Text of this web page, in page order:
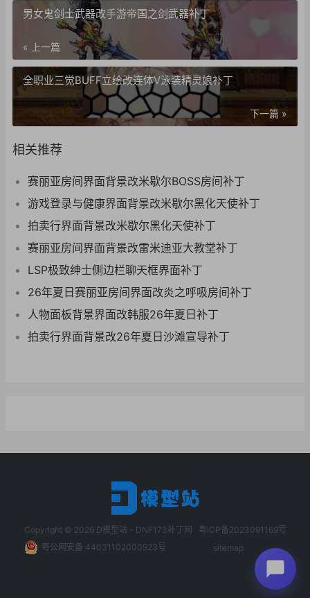
男女鬼剑士武器改手游帝国之剑武器补丁
« 上一篇
全职业三觉BUFF立绘改连体V泳装精灵娘补丁
下一篇 »
相关推荐
赛丽亚房间界面背景改米歇尔BOSS房间补丁
游戏登录与健康界面背景改米歇尔黑化天使补丁
拍卖行界面背景改米歇尔黑化天使补丁
赛丽亚房间界面背景改雷米迪亚大教堂补丁
LSP极致绅士侧边栏聊天框界面补丁
26年夏日赛丽亚房间界面改炎之呼吸房间补丁
人物面板背景界面改韩服26年夏日补丁
拍卖行界面背景改26年夏日沙滩宣导补丁
Copyright © 2026 D模型站 - DNF173补丁网
粤ICP备2023091169号
粤公网安备 44031102000923号
sitemap